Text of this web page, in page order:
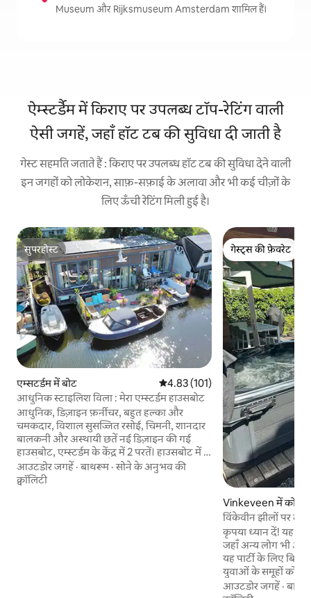
Museum और Rijksmuseum Amsterdam शामिल हैं।
ऐम्स्टर्डैम में किराए पर उपलब्ध टॉप-रेटिंग वाली
ऐसी जगहें, जहाँ हॉट टब की सुविधा दी जाती है
गेस्ट सहमति जताते हैं : किराए पर उपलब्ध हॉट टब की सुविधा देने वाली
इन जगहों को लोकेशन, साफ़-सफ़ाई के अलावा और भी कई चीज़ों के
लिए ऊँची रेटिंग मिली हुई है।
सुपरहोस्ट
सुपरहोस्ट
एम्सटर्डम में बोट औसत रेटिंग 5 में से 4.83, 101 समीक्षाएँ
4.83 (101)
आधुनिक स्टाइलिश विला : मेरा एम्स्टर्डम हाउसबोट
आधुनिक, डिज़ाइन फ़र्नीचर, बहुत हल्का और
चमकदार, विशाल सुसज्जित रसोई, चिमनी, शानदार
बालकनी और अस्थायी छतें नई डिज़ाइन की गई
हाउसबोट, एम्स्टर्डम के केंद्र में 2 परतें। हाउसबोट में 2
परतें हैं और यह 150m2 है। इसमें एक बड़ा आधुनिक
रसोईघर और फायरप्लेस के साथ लिविंग रूम है। इसके
आउटडोर जगहें ·बाथरूम·सोने के अनुभव की
क्वॉलिटी
गेस्ट्स की फ़ेवरेट
गेस्ट्स की फ़ेवरेट
Vinkeveen में कोठी
विंकेवीन झीलों पर लगा
कृपया ध्यान दें! यह घर
जहाँ अन्य लोग भी
यह पार्टी के लिए
युवाओं के समूहों को
उन्होंने पहले से यह
आउटडोर जगहें ·